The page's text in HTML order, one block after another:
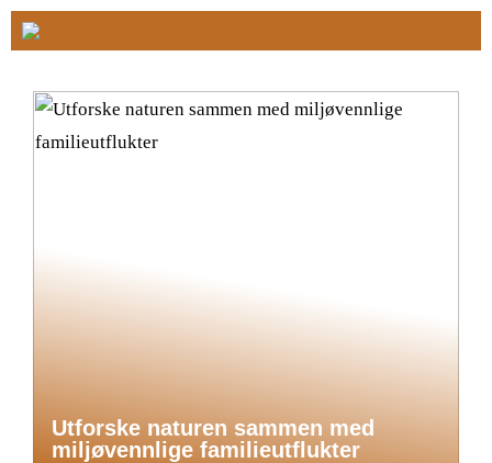
Utforske naturen sammen med
miljøvennlige familieutflukter